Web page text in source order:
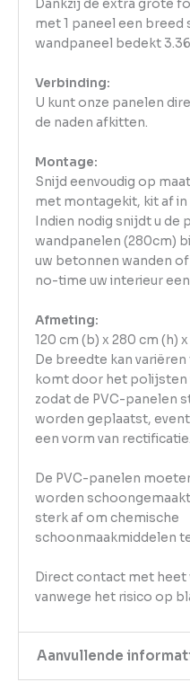
Dankzij de extra grote
met 1 paneel een breed
wandpaneel bedekt
Verbinding:
U kunt onze panelen
de naden afkitten.
Montage:
Snijd eenvoudig op
met montagekit, kit af
Indien nodig snijdt u de
wandpanelen (280cm)
uw betonnen wanden
no-time uw interieur
Afmeting:
120 cm (b) x 280 cm (h)
De breedte kan variëren
komt door het polijsten
zodat de PVC-panelen
worden geplaatst,
een vorm van rectificatie.
De PVC-panelen
worden
sterk af om chemische
schoonmaakmiddelen
Direct contact met
vanwege het risico op
Aanvullende